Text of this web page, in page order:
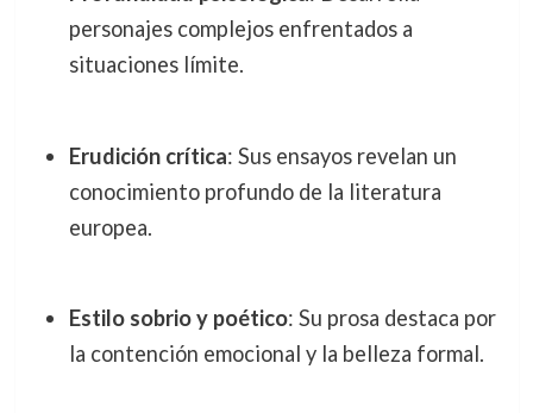
personajes complejos enfrentados a
situaciones límite.
Erudición crítica: Sus ensayos revelan un
conocimiento profundo de la literatura
europea.
Estilo sobrio y poético: Su prosa destaca por
la contención emocional y la belleza formal.